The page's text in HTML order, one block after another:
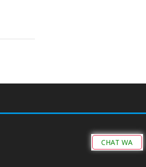
CHAT WA